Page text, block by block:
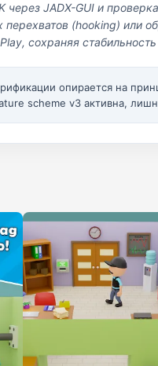
через JADX-GUI и
(hooking) или
сохраняя
опирается на
scheme v3 активна,